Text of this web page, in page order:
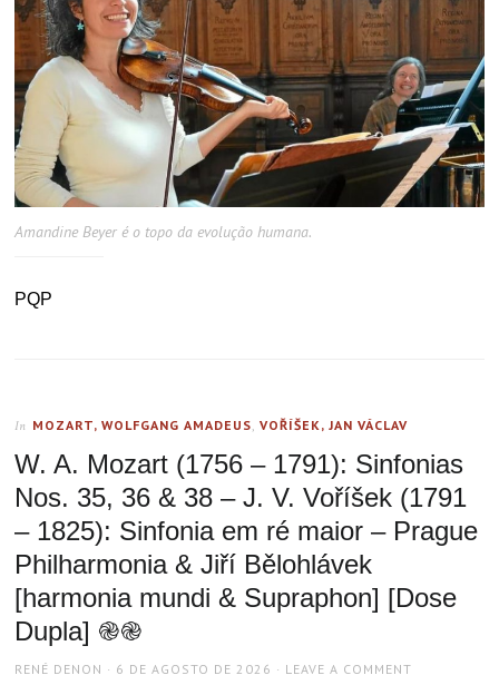
Amandine Beyer é o topo da evolução humana.
PQP
In MOZART, WOLFGANG AMADEUS ,VOŘÍŠEK, JAN VÁCLAV
W. A. Mozart (1756 – 1791): Sinfonias
Nos. 35, 36 & 38 – J. V. Voříšek (1791
– 1825): Sinfonia em ré maior – Prague
Philharmonia & Jiří Bělohlávek
[harmonia mundi & Supraphon] [Dose
Dupla] ֎֎
AUTHOR
RENÉ DENON
POSTED
6 DE AGOSTO DE 2026 LEAVE A COMMENT